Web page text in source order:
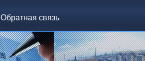
Обратная связь